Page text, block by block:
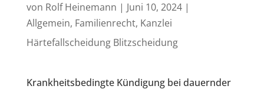
von Rolf Heinemann | Juni 10, 2024|
Allgemein, Familienrecht, Kanzlei
Härtefallscheidung Blitzscheidung
Krankheitsbedingte Kündigung bei dauernder